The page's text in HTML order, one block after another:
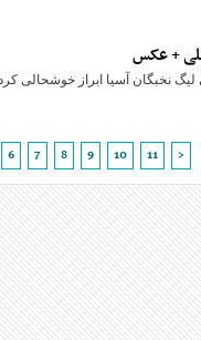
+ عکس
لیگ نخبگان آسیا ابراز خوشحالی
6 7 8 9 10 11 >